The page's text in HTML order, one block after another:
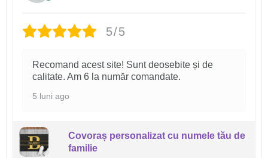
5/5
Recomand acest site! Sunt deosebite și de
calitate. Am 6 la număr comandate.
5 luni ago
Covoraș personalizat cu numele tău de
familie